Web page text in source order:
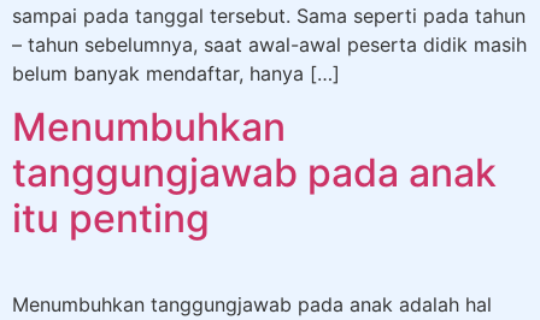
sampai pada tanggal tersebut. Sama seperti pada tahun
– tahun sebelumnya, saat awal-awal peserta didik masih
belum banyak mendaftar, hanya […]
Menumbuhkan
tanggungjawab pada anak
itu penting
Menumbuhkan tanggungjawab pada anak adalah hal